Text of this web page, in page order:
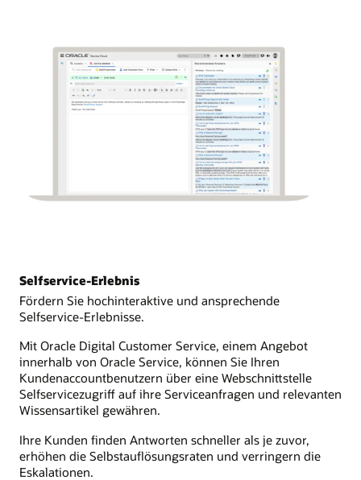
Selfservice-Erlebnis
Fördern Sie hochinteraktive und ansprechende
Selfservice-Erlebnisse.
Mit Oracle Digital Customer Service, einem Angebot
innerhalb von Oracle Service, können Sie Ihren
Kundenaccountbenutzern über eine Webschnittstelle
Selfservicezugriff auf ihre Serviceanfragen und relevanten
Wissensartikel gewähren.
Ihre Kunden finden Antworten schneller als je zuvor,
erhöhen die Selbstauflösungsraten und verringern die
Eskalationen.